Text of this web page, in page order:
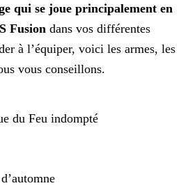
qui se joue principalement en
Fusion dans vos différentes
à l’équiper, voici les armes, les
vous conseillons.
du Feu indompté